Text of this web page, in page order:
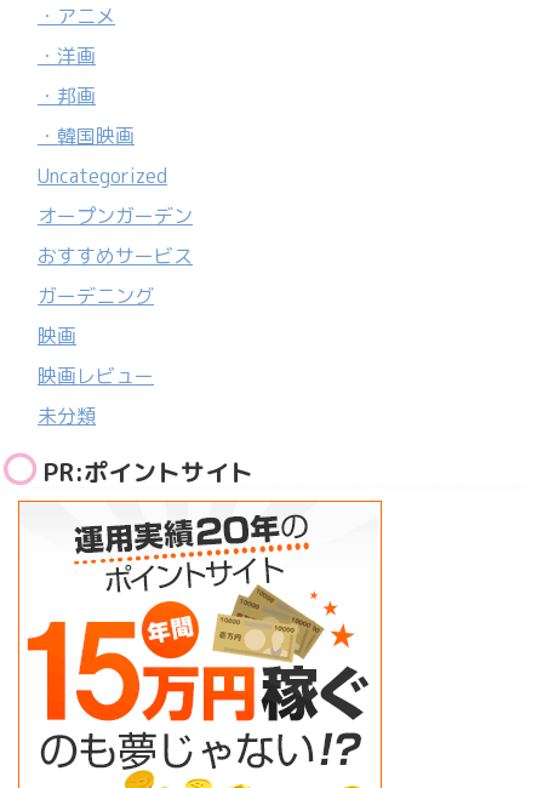
・アニメ
・洋画
・邦画
・韓国映画
Uncategorized
オープンガーデン
おすすめサービス
ガーデニング
映画
映画レビュー
未分類
PR:ポイントサイト